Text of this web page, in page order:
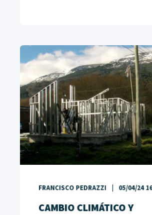
FRANCISCO PEDRAZZI 05/04/24
CAMBIO CLIMÁTICO Y